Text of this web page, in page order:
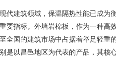
代建筑领域，保温隔热性能已成为
要指标。外墙岩棉板，作为一种高
全国的建筑市场中占据着举足轻重
是以昌邑地区为代表的产品，其核